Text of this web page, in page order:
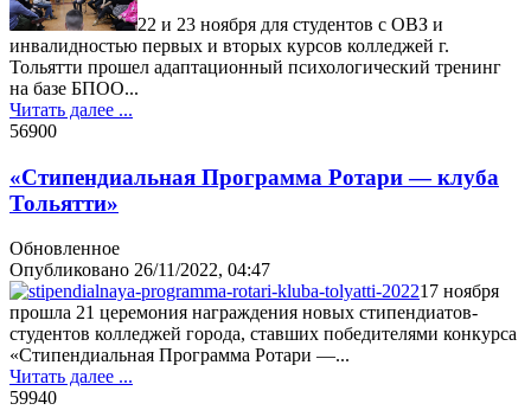
22 и 23 ноября для студентов с ОВЗ и
инвалидностью первых и вторых курсов колледжей г.
Тольятти прошел адаптационный психологический тренинг
на базе БПОО...
Читать далее ...
56900
«Стипендиальная Программа Ротари — клуба
Тольятти»
Обновленное
Опубликовано 26/11/2022, 04:47
17 ноября
прошла 21 церемония награждения новых стипендиатов-
студентов колледжей города, ставших победителями конкурса
«Стипендиальная Программа Ротари —...
Читать далее ...
59940